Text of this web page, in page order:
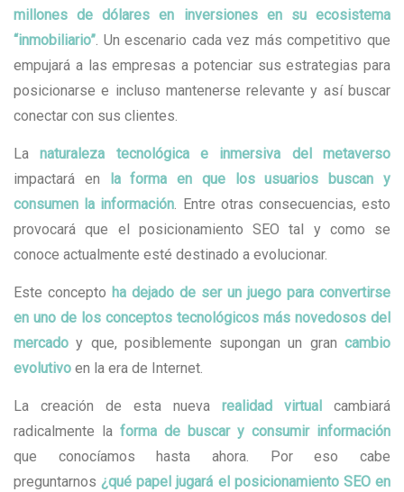
millones de dólares en inversiones en su ecosistema
“inmobiliario”. Un escenario cada vez más competitivo que
empujará a las empresas a potenciar sus estrategias para
posicionarse e incluso mantenerse relevante y así buscar
conectar con sus clientes.
Lanaturaleza tecnológica e inmersiva del metaverso
impactará en
la forma en que los usuarios buscan y
consumen la información. Entre otras consecuencias, esto
provocará que el posicionamiento SEO tal y como se
conoce actualmente esté destinado a evolucionar.
Este concepto ha dejado de ser un juego para convertirse
en uno de los conceptos tecnológicos más novedosos del
mercado y que, posiblemente supongan un gran cambio
evolutivo en la era de Internet.
La creación de esta nueva realidad virtual
cambiará
radicalmente la forma de buscar y consumir información
que conocíamos hasta ahora. Por eso cabe
preguntarnos¿qué papel jugará el posicionamiento SEO en